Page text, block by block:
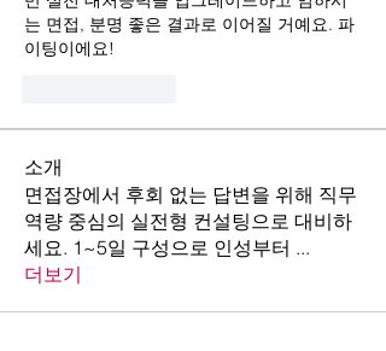
는 면접, 분명 좋은 결과로 이어질 거예요. 파
이팅이에요!
소개
면접장에서 후회 없는 답변을 위해 직무
역량 중심의 실전형 컨설팅으로 대비하
세요. 1~5일 구성으로 인성부터 ...
더보기